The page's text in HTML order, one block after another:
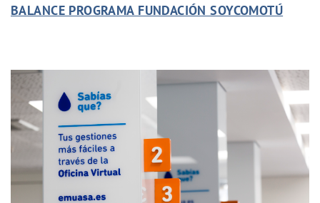
BALANCE PROGRAMA FUNDACIÓN SOYCOMOTÚ